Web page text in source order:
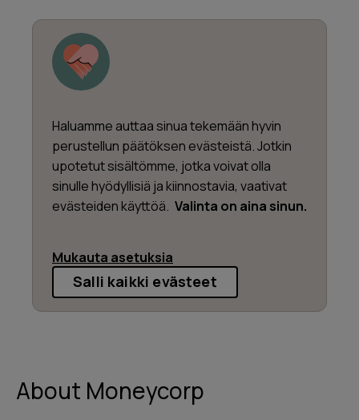
Haluamme auttaa sinua tekemään hyvin
perustellun päätöksen evästeistä. Jotkin
upotetut sisältömme, jotka voivat olla
sinulle hyödyllisiä ja kiinnostavia, vaativat
evästeiden käyttöä. Valinta on aina sinun.
Mukauta asetuksia
Salli kaikki evästeet
About Moneycorp